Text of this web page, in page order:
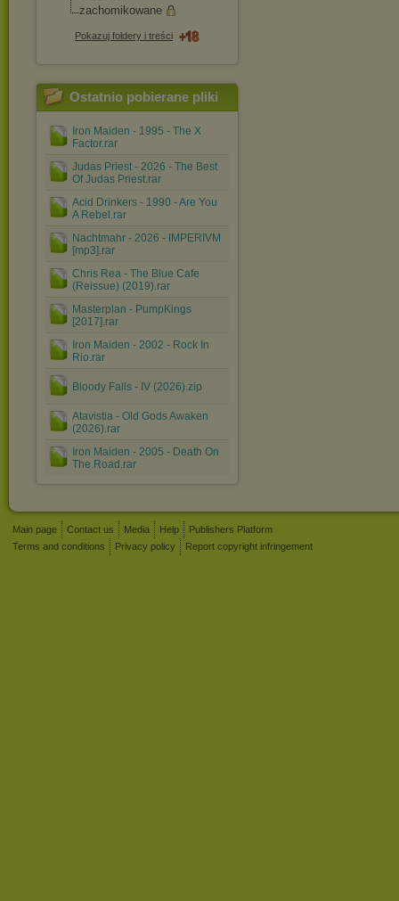
zachomikowane
Pokazuj foldery i treści
Ostatnio pobierane pliki
Iron Maiden - 1995 - The X
Factor.rar
Judas Priest - 2026 - The Best
Of Judas Priest.rar
Acid Drinkers - 1990 - Are You
A Rebel.rar
Nachtmahr - 2026 - IMPERIVM
[mp3].rar
Chris Rea - The Blue Cafe
(Reissue) (2019).rar
Masterplan - PumpKings
[2017].rar
Iron Maiden - 2002 - Rock In
Rio.rar
Bloody Falls - IV (2026).zip
Atavistia - Old Gods Awaken
(2026).rar
Iron Maiden - 2005 - Death On
The Road.rar
Main page Contact us Media Help
Publishers Platform
Terms and conditions
Privacy policy Report copyright infringement